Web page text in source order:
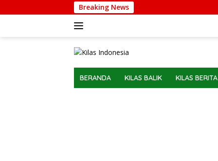
ke
Breaking News
BERANDA KILAS BALIK KILAS BERITA